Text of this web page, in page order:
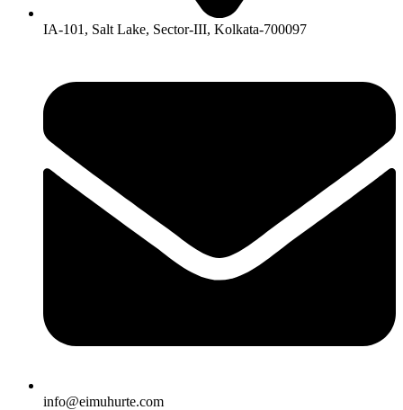
IA-101, Salt Lake, Sector-III, Kolkata-700097
info@eimuhurte.com